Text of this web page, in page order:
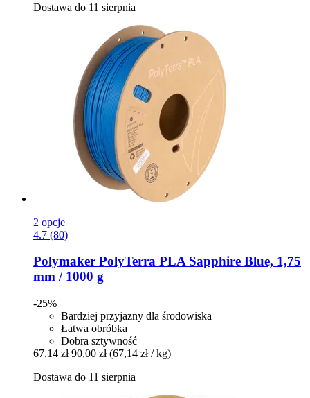
Dostawa do 11 sierpnia
2 opcje
4.7 (80)
Polymaker PolyTerra PLA Sapphire Blue, 1,75
mm / 1000 g
-25%
Bardziej przyjazny dla środowiska
Łatwa obróbka
Dobra sztywność
67,14 zł 90,00 zł (67,14 zł / kg)
Dostawa do 11 sierpnia